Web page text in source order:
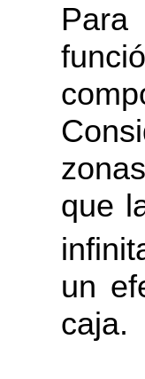
que
un
caja.